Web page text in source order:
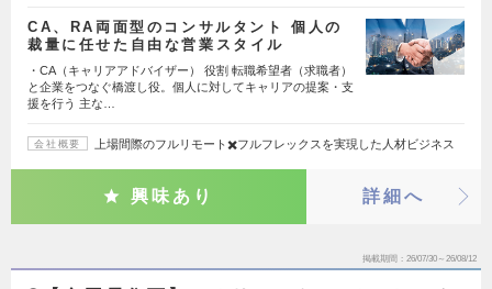
CA、RA両面型のコンサルタント 個人の
裁量に任せた自由な営業スタイル
・CA（キャリアアドバイザー） 役割 転職希望者（求職者）
と企業をつなぐ橋渡し役。個人に対してキャリアの提案・支
援を行う 主な…
会社概要 上場間際のフルリモート✖️フルフレックスを実現した人材ビジネス
興味あり 詳細へ
掲載期間 26/07/30～26/08/12